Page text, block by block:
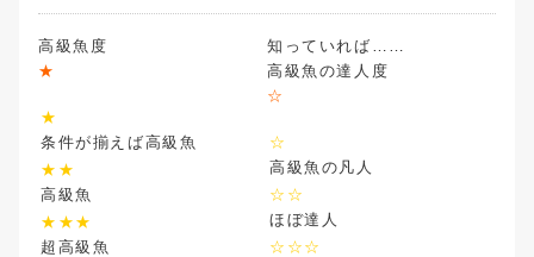
高級魚度
★
★
条件が揃えば高級魚
★★
高級魚
★★★
超高級魚
高級魚の達人度
☆
☆
高級魚の凡人
☆☆
ほぼ達人
☆☆☆